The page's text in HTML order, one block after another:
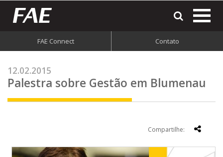
FAE Connect Contato
12.02.2015
Palestra sobre Gestão em Blumenau
Compartilhe: